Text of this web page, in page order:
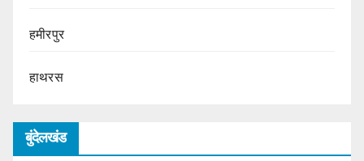
हमीरपुर
हाथरस
बुंदेलखंड